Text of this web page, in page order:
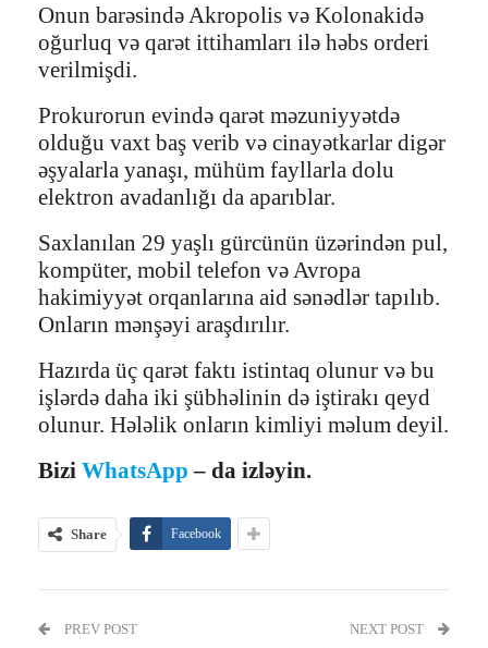
Onun barəsində Akropolis və Kolonakidə
oğurluq və qarət ittihamları ilə həbs orderi
verilmişdi.
Prokurorun evində qarət məzuniyyətdə
olduğu vaxt baş verib və cinayətkarlar digər
əşyalarla yanaşı, mühüm fayllarla dolu
elektron avadanlığı da aparıblar.
Saxlanılan 29 yaşlı gürcünün üzərindən pul,
kompüter, mobil telefon və Avropa
hakimiyyət orqanlarına aid sənədlər tapılıb.
Onların mənşəyi araşdırılır.
Hazırda üç qarət faktı istintaq olunur və bu
işlərdə daha iki şübhəlinin də iştirakı qeyd
olunur. Hələlik onların kimliyi məlum deyil.
Bizi WhatsApp – da izləyin.
Share Facebook
PREV POST NEXT POST